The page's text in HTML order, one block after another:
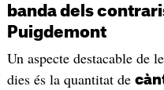
banda dels
Puigdemont
Un aspecte destacable de
dies és la quantitat de